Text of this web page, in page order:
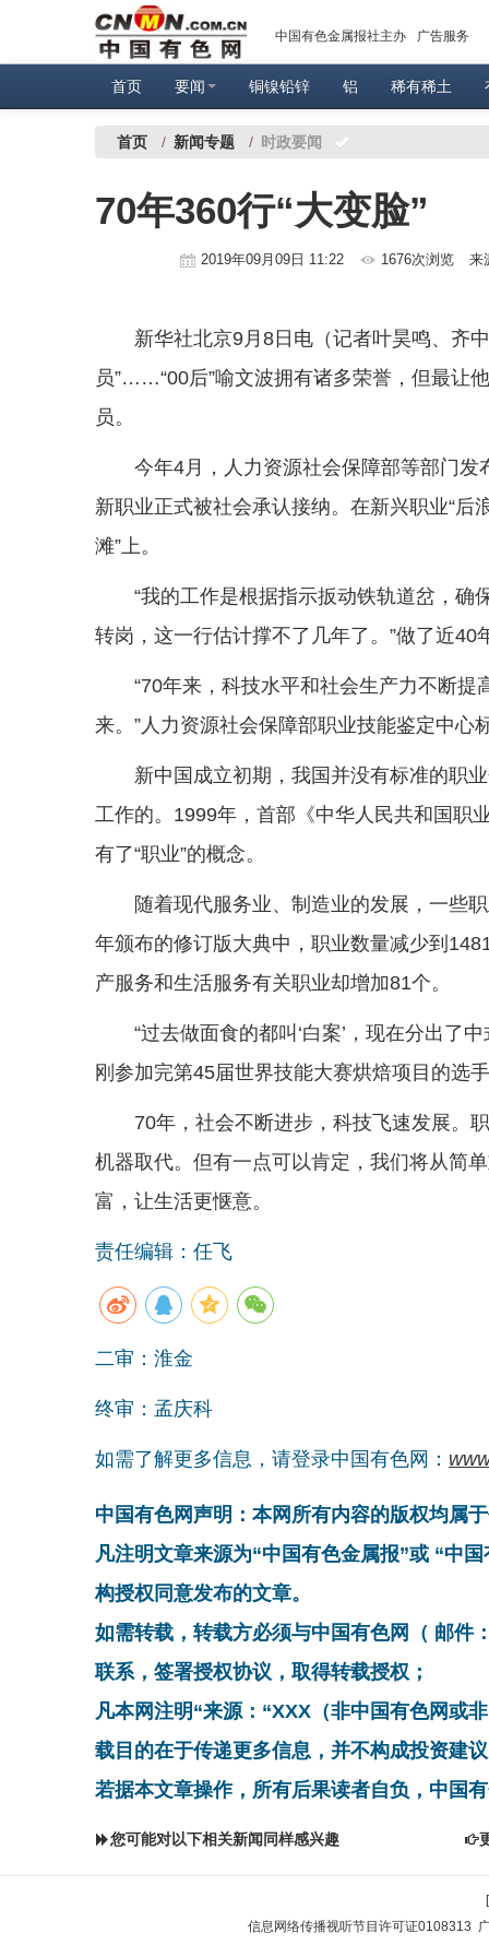
中国有色金属报社主办 广告服务
首页 要闻 铜镍铅锌 铝 稀有稀土
首页 / 新闻专题 / 时政要闻
70年360行“大变脸”
2019年09月09日 11:22 1676次浏览 来
新华社北京9月8日电（记者叶昊鸣、齐
员”……“00后”喻文波拥有诸多荣誉，但最
员。
今年4月，人力资源社会保障部等部门发
新职业正式被社会承认接纳。在新兴职业“后
滩”上。
“我的工作是根据指示扳动铁轨道岔，
转岗，这一行估计撑不了几年了。”做了近40
“70年来，科技水平和社会生产力不断
来。”人力资源社会保障部职业技能鉴定中心
新中国成立初期，我国并没有标准的职
工作的。1999年，首部《中华人民共和国职
有了“职业”的概念。
随着现代服务业、制造业的发展，一些
年颁布的修订版大典中，职业数量减少到
产服务和生活服务有关职业却增加81个。
“过去做面食的都叫‘白案’，现在分出了
刚参加完第45届世界技能大赛烘焙项目的选手
70年，社会不断进步，科技飞速发展。
机器取代。但有一点可以肯定，我们将从简
富，让生活更惬意。
责任编辑：任飞
二审：淮金
终审：孟庆科
如需了解更多信息，请登录中国有色网：
中国有色网声明：本网所有内容的版权均属
凡注明文章来源为“中国有色金属报”或 “中
构授权同意发布的文章。
如需转载，转载方必须与中国有色网（ 邮件
联系，签署授权协议，取得转载授权；
凡本网注明“来源：“XXX（非中国有色网或
载目的在于传递更多信息，并不构成投资建议
若据本文章操作，所有后果读者自负，中国有
您可能对以下相关新闻同样感兴趣
信息网络传播视听节目许可证0108313